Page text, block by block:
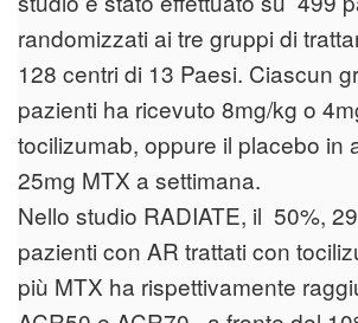
randomizzati ai tre gruppi di
128 centri di 13 Paesi. Ciascun
pazienti ha ricevuto 8mg/kg o
tocilizumab, oppure il placebo in
25mg MTX a settimana.
Nello studio RADIATE, il 50%,
pazienti con AR trattati con
più MTX ha rispettivamente